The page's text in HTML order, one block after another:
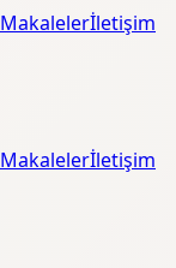
Makalelerİletişim
Makalelerİletişim